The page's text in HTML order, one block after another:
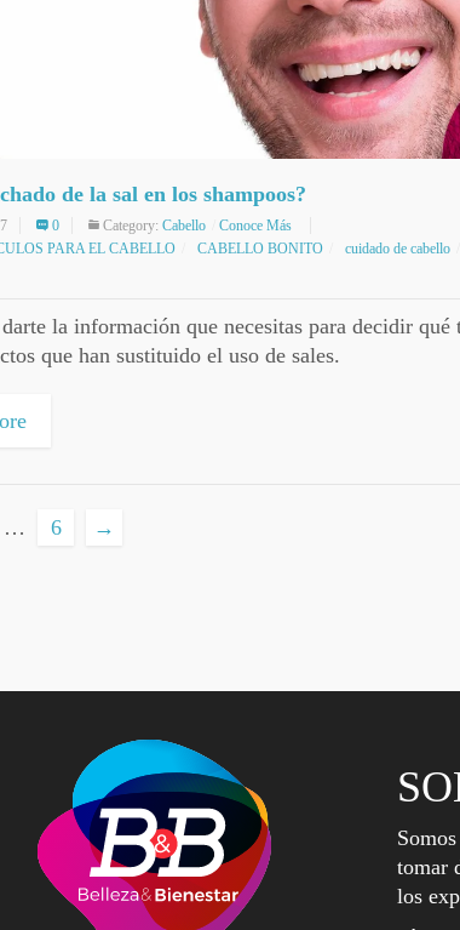
de la sal en los shampoos?
0 Category: Cabello
Conoce Más
PARA EL CABELLO CABELLO BONITO cuidado de cabello
la información que necesitas para decidir qué
que han sustituido el uso de sales.
… 6 →
tomar
los